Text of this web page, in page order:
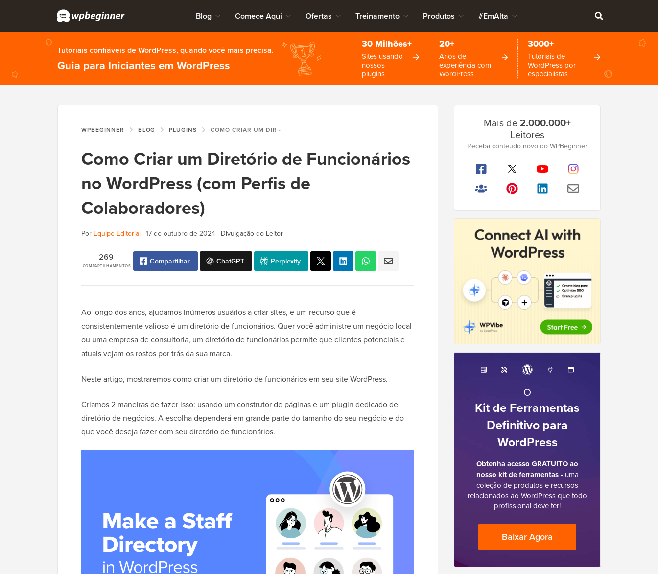
Blog Comece Aqui Ofertas Treinamento Produtos #EmAlta
Tutoriais confiáveis de WordPress, quando você mais precisa.
Guia para Iniciantes em WordPress
30 Milhões+
Sites usando
nossos
plugins
20+
Anos de
experiência com
WordPress
3000+
Tutoriais de
WordPress por
especialistas
WPBEGINNER BLOG PLUGINS COMO CRIAR UM DIRETÓRIO DE FUNCIONÁRIOS NO WORDPRESS (COM PERFIS DE COLABORADORES)
Como Criar um Diretório de Funcionários
no WordPress (com Perfis de
Colaboradores)
Por Equipe Editorial | 17 de outubro de 2024 | Divulgação do Leitor
COMPARTILHAMENTOS
269 Compartilhar ChatGPT Perplexity
Ao longo dos anos, ajudamos inúmeros usuários a criar sites, e um recurso que é
consistentemente valioso é um diretório de funcionários. Quer você administre um negócio local
ou uma empresa de consultoria, um diretório de funcionários permite que clientes potenciais e
atuais vejam os rostos por trás da sua marca.
Neste artigo, mostraremos como criar um diretório de funcionários em seu site WordPress.
Criamos 2 maneiras de fazer isso: usando um construtor de páginas e um plugin dedicado de
diretório de negócios. A escolha dependerá em grande parte do tamanho do seu negócio e do
que você deseja fazer com seu diretório de funcionários.
Lateral
Principal
Mais de2.000.000+
Leitores
Receba conteúdo novo do WPBeginner
O
Kit de Ferramentas
Definitivo para
WordPress
Obtenha acesso GRATUITO ao
nosso kit de ferramentas- uma
coleção de produtos e recursos
relacionados ao WordPress que todo
profissional deve ter!
Baixar Agora